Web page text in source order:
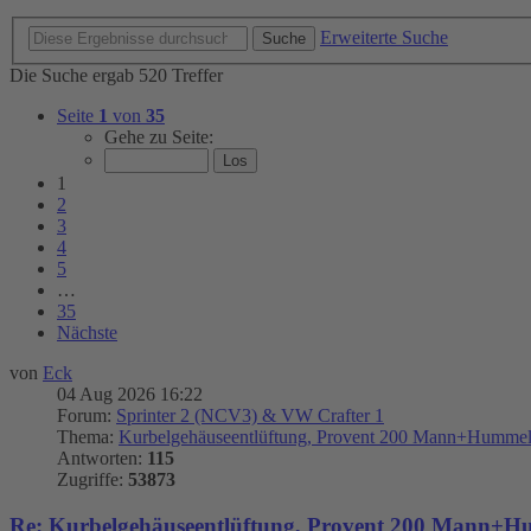
Suche
Erweiterte Suche
Die Suche ergab 520 Treffer
Seite 1 von 35
Gehe zu Seite:
1
2
3
4
5
…
35
Nächste
von Eck
04 Aug 2026 16:22
Forum: Sprinter 2 (NCV3) & VW Crafter 1
Thema: Kurbelgehäuseentlüftung, Provent 200 Mann+Hummel
Antworten: 115
Zugriffe: 53873
Re: Kurbelgehäuseentlüftung, Provent 200